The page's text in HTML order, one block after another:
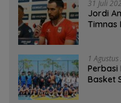
31 Juli
Jordi
Timnas
1
Perbasi
Basket